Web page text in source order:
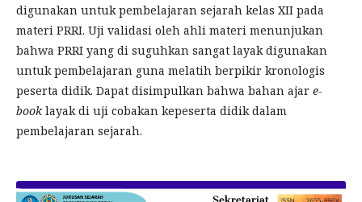
digunakan untuk pembelajaran sejarah kelas XII pada
materi PRRI. Uji validasi oleh ahli materi menunjukan
bahwa PRRI yang di suguhkan sangat layak digunakan
untuk pembelajaran guna melatih berpikir kronologis
peserta didik. Dapat disimpulkan bahwa bahan ajar e-
booklayak di uji cobakan kepeserta didik dalam
pembelajaran sejarah.